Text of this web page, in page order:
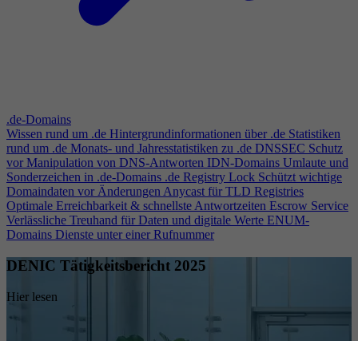
.de-Domains
Wissen rund um .de Hintergrundinformationen über .de Statistiken
rund um .de Monats- und Jahresstatistiken zu .de DNSSEC Schutz
vor Manipulation von DNS-Antworten IDN-Domains Umlaute und
Sonderzeichen in .de-Domains .de Registry Lock Schützt wichtige
Domaindaten vor ÄnderungenAnycast für TLD Registries
Optimale Erreichbarkeit & schnellste Antwortzeiten Escrow Service
Verlässliche Treuhand für Daten und digitale Werte ENUM-
Domains Dienste unter einer Rufnummer
DENIC Tätigkeitsbericht 2025
Hier lesen